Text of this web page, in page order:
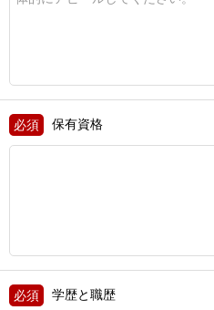
保有資格
学歴と職歴